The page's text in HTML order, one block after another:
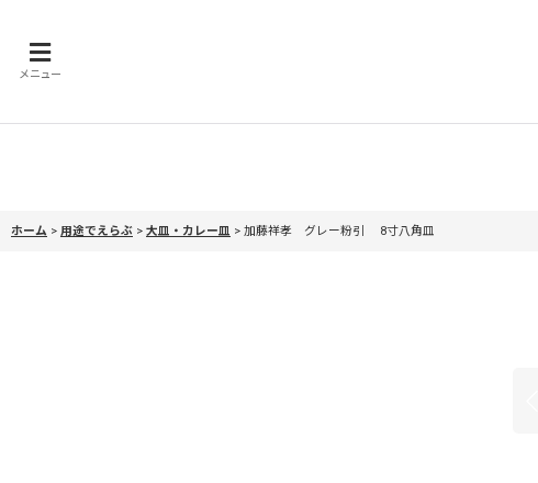
メニュー
ホーム > 用途でえらぶ > 大皿・カレー皿 > 加藤祥孝 グレー粉引 8寸八角皿